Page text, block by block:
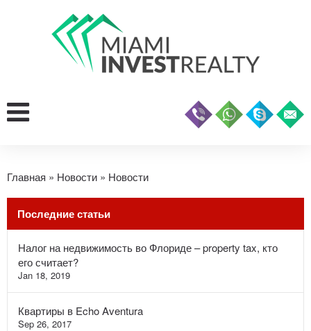
Главная » Новости » Новости
Последние статьи
Налог на недвижимость во Флориде – property tax, кто
его считает?
Jan 18, 2019
Квартиры в Echo Aventura
Sep 26, 2017